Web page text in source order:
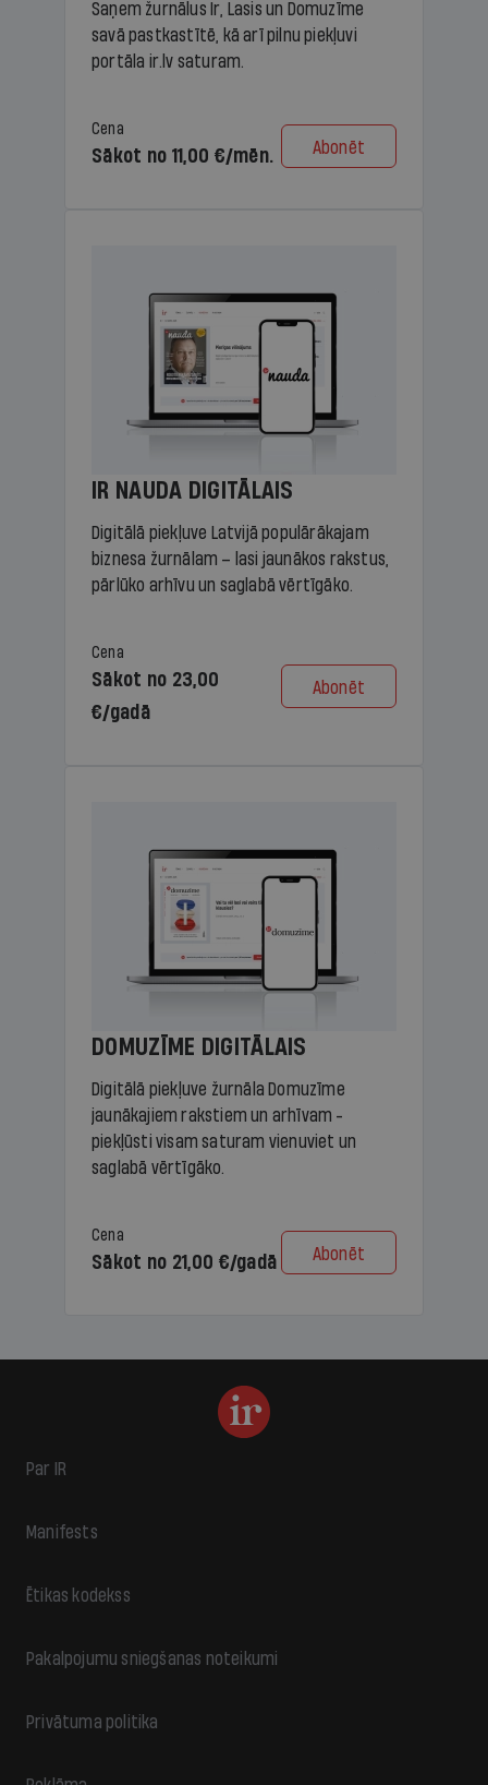
Saņem žurnālus Ir, Lasis un Domuzīme
savā pastkastītē, kā arī pilnu piekļuvi
portāla ir.lv saturam.
Cena
Sākot no 11,00 €/mēn. Abonēt
IR NAUDA DIGITĀLAIS
Digitālā piekļuve Latvijā populārākajam
biznesa žurnālam – lasi jaunākos rakstus,
pārlūko arhīvu un saglabā vērtīgāko.
Cena
Sākot no 23,00
€/gadā
Abonēt
DOMUZĪME DIGITĀLAIS
Digitālā piekļuve žurnāla Domuzīme
jaunākajiem rakstiem un arhīvam -
piekļūsti visam saturam vienuviet un
saglabā vērtīgāko.
Cena
Sākot no 21,00 €/gadā Abonēt
Par IR
Manifests
Ētikas kodekss
Pakalpojumu sniegšanas noteikumi
Privātuma politika